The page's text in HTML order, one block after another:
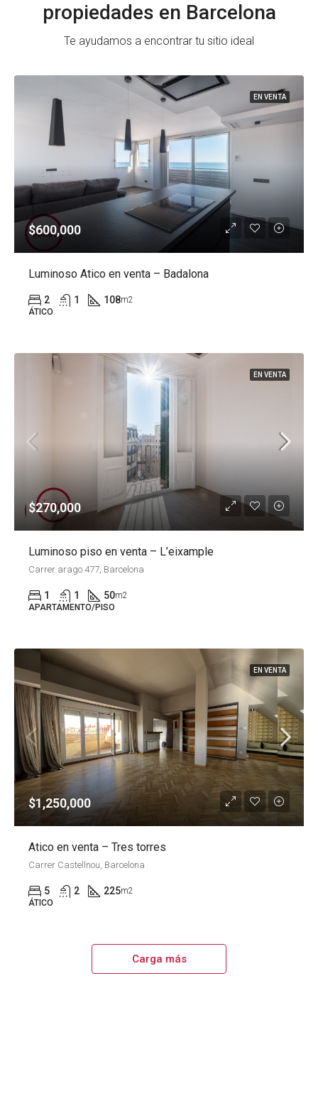
propiedades en Barcelona
Te ayudamos a encontrar tu sitio ideal
EN VENTA
$600,000
Luminoso Atico en venta – Badalona
2 1 108m2
ÁTICO
EN VENTA
$270,000
Luminoso piso en venta – L’eixample
Carrer arago 477, Barcelona
1 1 50m2
APARTAMENTO/PISO
EN VENTA
$1,250,000
Atico en venta – Tres torres
Carrer Castellnou, Barcelona
5 2 225m2
ÁTICO
Carga más